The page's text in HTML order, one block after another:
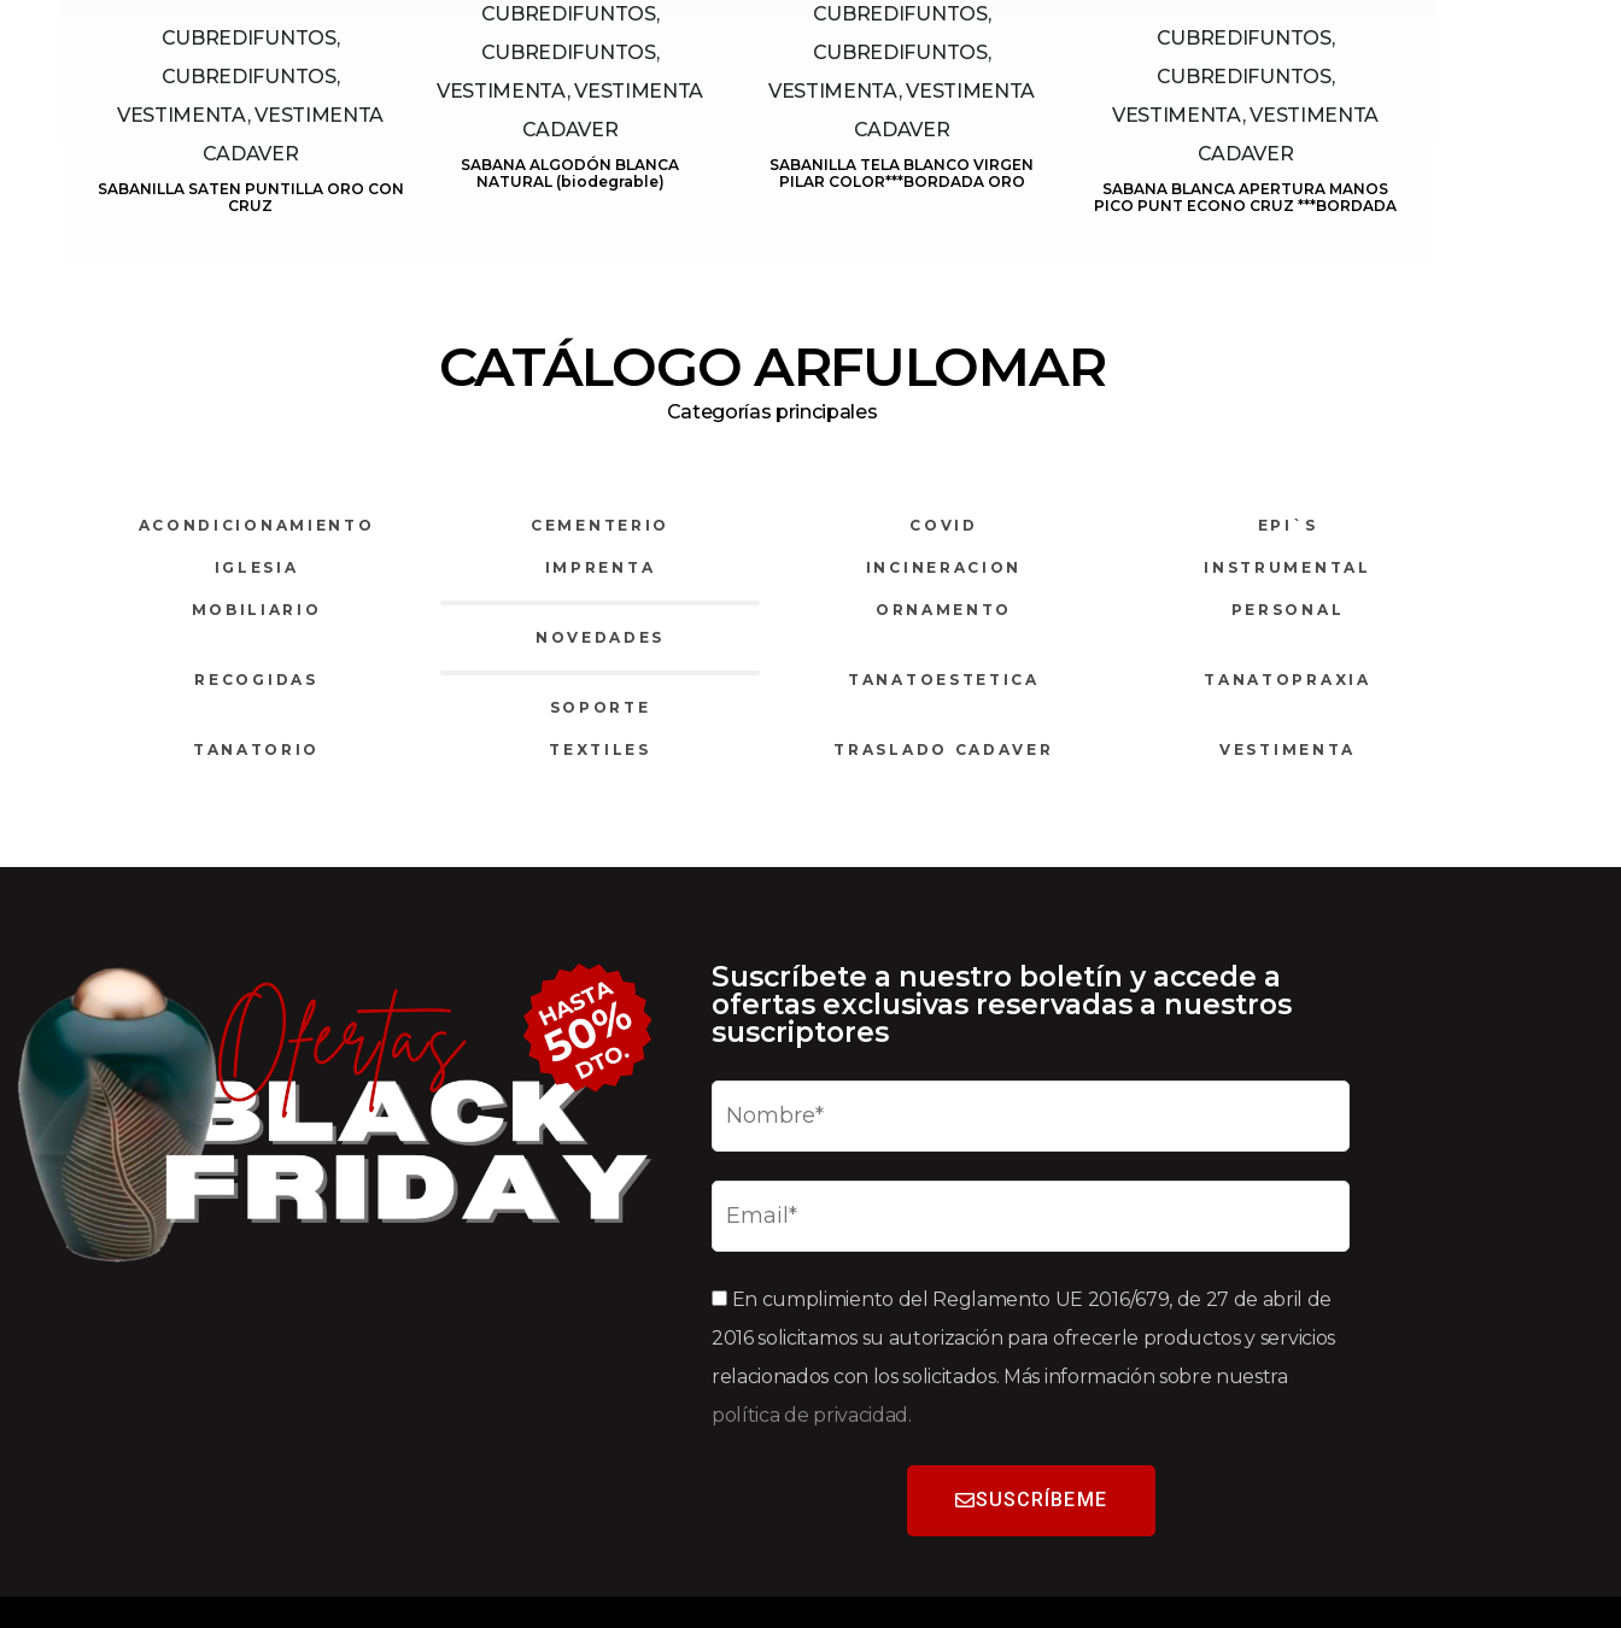
CUBREDIFUNTOS,
CUBREDIFUNTOS,
VESTIMENTA, VESTIMENTA
CADAVER
SABANILLA SATEN PUNTILLA ORO CON
CRUZ
CUBREDIFUNTOS,
CUBREDIFUNTOS,
VESTIMENTA, VESTIMENTA
CADAVER
SABANA ALGODÓN BLANCA
NATURAL (biodegrable)
CUBREDIFUNTOS,
CUBREDIFUNTOS,
VESTIMENTA, VESTIMENTA
CADAVER
SABANILLA TELA BLANCO VIRGEN
PILAR COLOR***BORDADA ORO
CUBREDIFUNTOS,
CUBREDIFUNTOS,
VESTIMENTA, VESTIMENTA
CADAVER
SABANA BLANCA APERTURA MANOS
PICO PUNT ECONO CRUZ ***BORDADA
CATÁLOGO ARFULOMAR
Categorías principales
ACONDICIONAMIENTO CEMENTERIO COVID EPI`S
IGLESIA IMPRENTA INCINERACION INSTRUMENTAL
MOBILIARIO
NOVEDADES
ORNAMENTO PERSONAL
RECOGIDAS
SOPORTE
TANATOESTETICA TANATOPRAXIA
TANATORIO TEXTILES TRASLADO CADAVER VESTIMENTA
Suscríbete a nuestro boletín y accede a
ofertas exclusivas reservadas a nuestros
suscriptores
En cumplimiento del Reglamento UE 2016/679, de 27 de abril de
2016 solicitamos su autorización para ofrecerle productos y servicios
relacionados con los solicitados. Más información sobre nuestra
política de privacidad.
SUSCRÍBEME